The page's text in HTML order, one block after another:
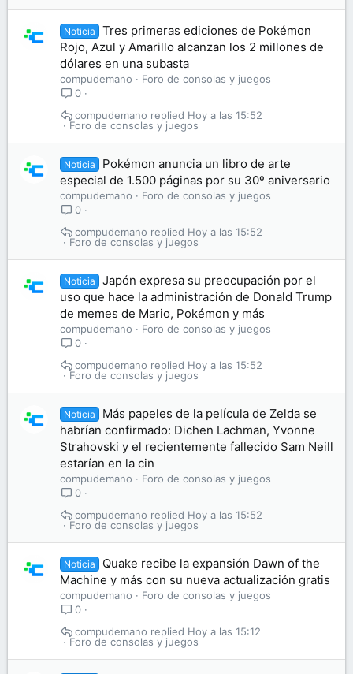
Noticia
Tres primeras ediciones de Pokémon
Rojo, Azul y Amarillo alcanzan los 2 millones de
dólares en una subasta
compudemano
Foro de consolas y juegos
0
Foro de consolas y juegos
Hoy a las 15:52
compudemano
Noticia
Pokémon anuncia un libro de arte
especial de 1.500 páginas por su 30º aniversario
compudemano
Foro de consolas y juegos
0
Foro de consolas y juegos
Hoy a las 15:52
compudemano
Noticia
Japón expresa su preocupación por el
uso que hace la administración de Donald Trump
de memes de Mario, Pokémon y más
compudemano
Foro de consolas y juegos
0
Foro de consolas y juegos
Hoy a las 15:52
compudemano
Noticia
Más papeles de la película de Zelda se
habrían confirmado: Dichen Lachman, Yvonne
Strahovski y el recientemente fallecido Sam Neill
estarían en la cin
compudemano
Foro de consolas y juegos
0
Foro de consolas y juegos
Hoy a las 15:52
compudemano
Noticia
Quake recibe la expansión Dawn of the
Machine y más con su nueva actualización gratis
compudemano
Foro de consolas y juegos
0
Foro de consolas y juegos
Hoy a las 15:12
compudemano